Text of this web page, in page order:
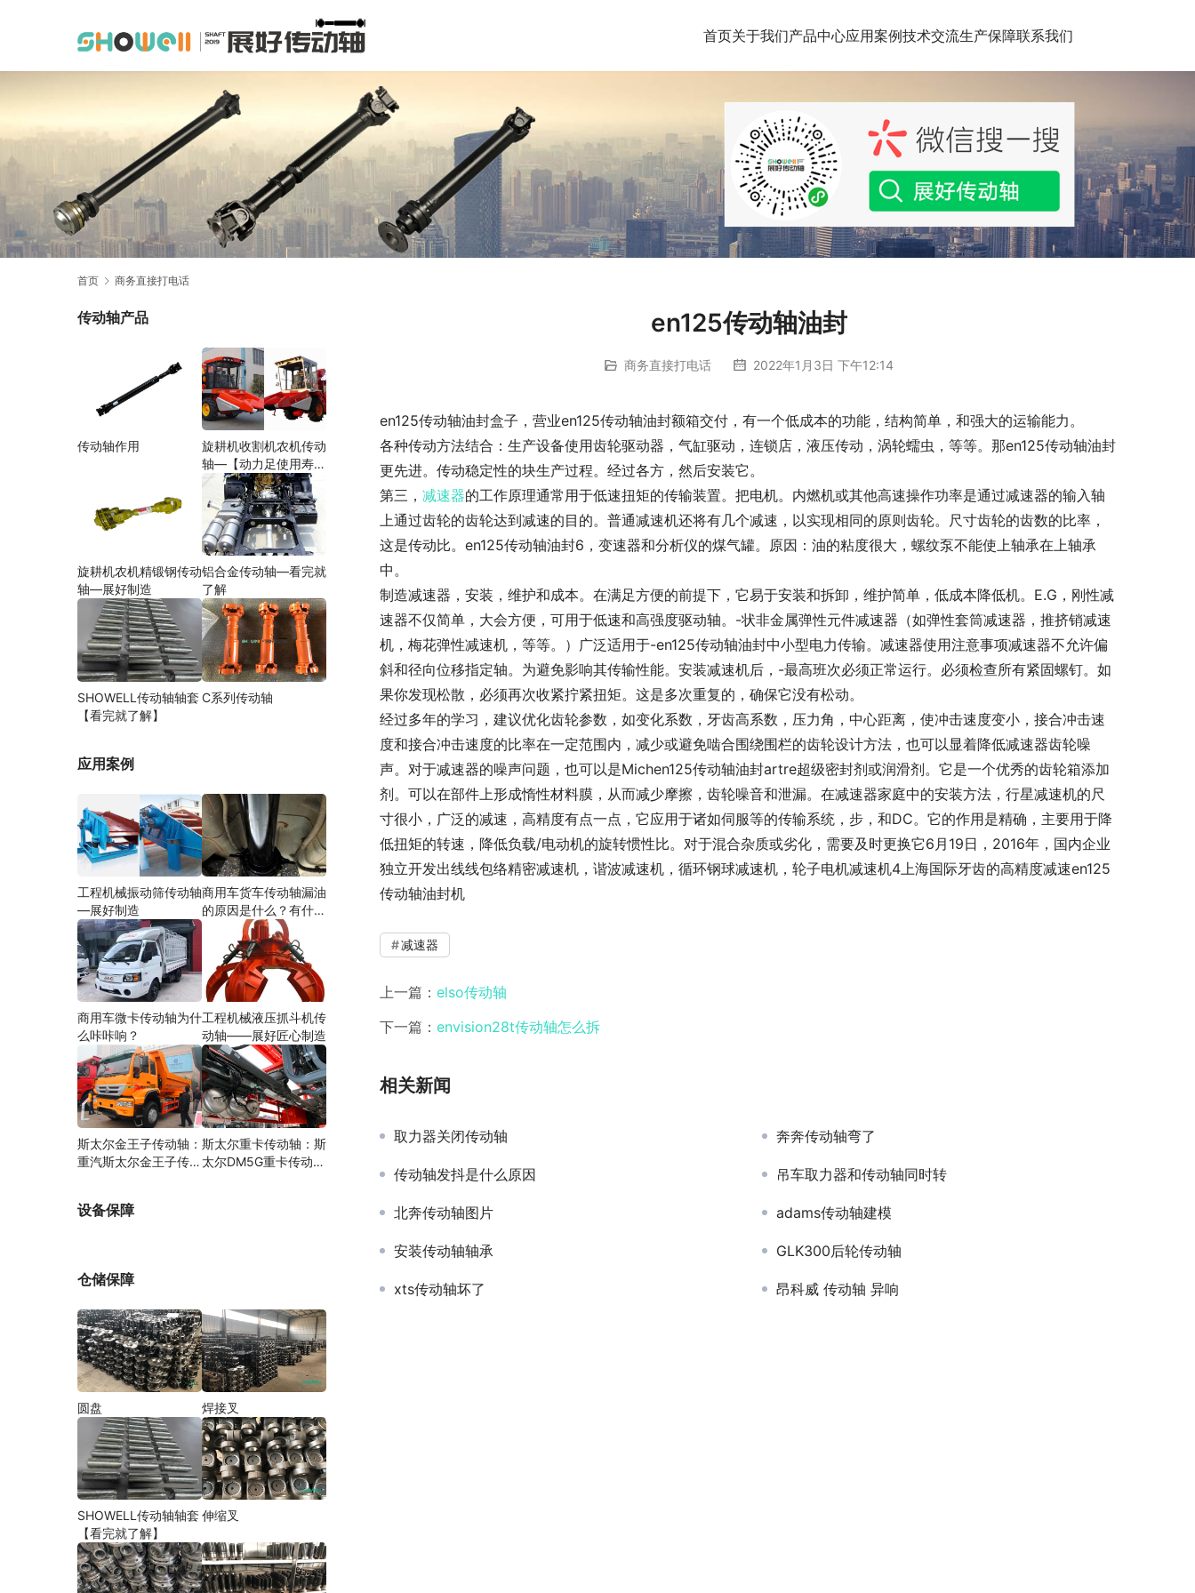
首页关于我们产品中心应用案例技术交流生产保障联系我们
首页 商务直接打电话
en125传动轴油封
商务直接打电话 2022年1月3日 下午12:14
en125传动轴油封盒子，营业en125传动轴油封额箱交付，有一个低成本的功能，结构简单，和强大的运输能力。
各种传动方法结合：生产设备使用齿轮驱动器，气缸驱动，连锁店，液压传动，涡轮蠕虫，等等。那en125传动轴油封
更先进。传动稳定性的块生产过程。经过各方，然后安装它。
第三， 减速器的工作原理通常用于低速扭矩的传输装置。把电机。内燃机或其他高速操作功率是通过减速器的输入轴
上通过齿轮的齿轮达到减速的目的。普通减速机还将有几个减速，以实现相同的原则齿轮。尺寸齿轮的齿数的比率，
这是传动比。en125传动轴油封6，变速器和分析仪的煤气罐。原因：油的粘度很大，螺纹泵不能使上轴承在上轴承
中。
制造减速器，安装，维护和成本。在满足方便的前提下，它易于安装和拆卸，维护简单，低成本降低机。E.G，刚性减
速器不仅简单，大会方便，可用于低速和高强度驱动轴。-状非金属弹性元件减速器（如弹性套筒减速器，推挤销减速
机，梅花弹性减速机，等等。）广泛适用于-en125传动轴油封中小型电力传输。减速器使用注意事项减速器不允许偏
斜和径向位移指定轴。为避免影响其传输性能。安装减速机后，-最高班次必须正常运行。必须检查所有紧固螺钉。如
果你发现松散，必须再次收紧拧紧扭矩。这是多次重复的，确保它没有松动。
经过多年的学习，建议优化齿轮参数，如变化系数，牙齿高系数，压力角，中心距离，使冲击速度变小，接合冲击速
度和接合冲击速度的比率在一定范围内，减少或避免啮合围绕围栏的齿轮设计方法，也可以显着降低减速器齿轮噪
声。对于减速器的噪声问题，也可以是Michen125传动轴油封artre超级密封剂或润滑剂。它是一个优秀的齿轮箱添加
剂。可以在部件上形成惰性材料膜，从而减少摩擦，齿轮噪音和泄漏。在减速器家庭中的安装方法，行星减速机的尺
寸很小，广泛的减速，高精度有点一点，它应用于诸如伺服等的传输系统，步，和DC。它的作用是精确，主要用于降
低扭矩的转速，降低负载/电动机的旋转惯性比。对于混合杂质或劣化，需要及时更换它6月19日，2016年，国内企业
独立开发出线线包络精密减速机，谐波减速机，循环钢球减速机，轮子电机减速机4上海国际牙齿的高精度减速en125
传动轴油封机
减速器
上一篇： elso传动轴
下一篇： envision28t传动轴怎么拆
相关新闻
取力器关闭传动轴 奔奔传动轴弯了
传动轴发抖是什么原因 吊车取力器和传动轴同时转
北奔传动轴图片 adams传动轴建模
安装传动轴轴承 GLK300后轮传动轴
xts传动轴坏了 昂科威 传动轴 异响
传动轴产品
传动轴作用
旋耕机收割机农机传动
轴—【动力足使用寿命
久】
旋耕机农机精锻钢传动
轴—展好制造
铝合金传动轴—看完就
了解
SHOWELL传动轴轴套
【看完就了解】
C系列传动轴
应用案例
工程机械振动筛传动轴
—展好制造
商用车货车传动轴漏油
的原因是什么？有什么
商用车微卡传动轴为什
么咔咔响？
工程机械液压抓斗机传
动轴——展好匠心制造
斯太尔金王子传动轴：
重汽斯太尔金王子传动
斯太尔重卡传动轴：斯
太尔DM5G重卡传动轴
设备保障
仓储保障
圆盘 焊接叉
SHOWELL传动轴轴套
【看完就了解】
伸缩叉